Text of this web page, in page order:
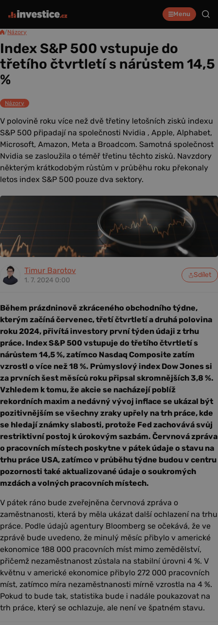
Menu
/Názory
Index S&P 500 vstupuje do
třetího čtvrtletí s nárůstem 14,5
%
Názory
V polovině roku více než dvě třetiny letošních zisků indexu
S&P 500 připadají na společnosti Nvidia , Apple, Alphabet,
Microsoft, Amazon, Meta a Broadcom. Samotná společnost
Nvidia se zasloužila o téměř třetinu těchto zisků. Navzdory
některým krátkodobým růstům v průběhu roku překonaly
letos index S&P 500 pouze dva sektory.
Timur Barotov
1. 7. 2024 0:00
Sdílet
Během prázdninově zkráceného obchodního týdne,
kterým začíná červenec, třetí čtvrtletí a druhá polovina
roku 2024, přivítá investory první týden údaji z trhu
práce. Index S&P 500 vstupuje do třetího čtvrtletí s
nárůstem 14,5 %, zatímco Nasdaq Composite zatím
vzrostl o více než 18 %. Průmyslový index Dow Jones si
za prvních šest měsíců roku připsal skromnějších 3,8 %.
Vzhledem k tomu, že akcie se nacházejí poblíž
rekordních maxim a nedávný vývoj inflace se ukázal být
pozitivnějším se všechny zraky upřely na trh práce, kde
se hledají známky slabosti, protože Fed zachovává svůj
restriktivní postoj k úrokovým sazbám. Červnová zpráva
o pracovních místech poskytne v pátek údaje o stavu na
trhu práce USA, zatímco v průběhu týdne budou v centru
pozornosti také aktualizované údaje o soukromých
mzdách a volných pracovních místech.
V pátek ráno bude zveřejněna červnová zpráva o
zaměstnanosti, která by měla ukázat další ochlazení na trhu
práce. Podle údajů agentury Bloomberg se očekává, že ve
zprávě bude uvedeno, že minulý měsíc přibylo v americké
ekonomice 188 000 pracovních míst mimo zemědělství,
přičemž nezaměstnanost zůstala na stabilní úrovni 4 %. V
květnu v americké ekonomice přibylo 272 000 pracovních
míst, zatímco míra nezaměstnanosti mírně vzrostla na 4 %.
Pokud to bude tak, statistika bude i nadále poukazovat na
trh práce, který se ochlazuje, ale není ve špatném stavu.